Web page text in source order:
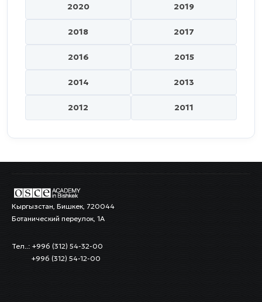
2020 2019
2018 2017
2016 2015
2014 2013
2012 2011
Кыргызстан, Бишкек, 720044
Ботанический переулок, 1А
Тел..: +996 (312) 54-32-00
+996 (312) 54-12-00